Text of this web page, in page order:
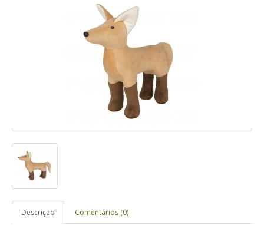
Descrição Comentários (0)